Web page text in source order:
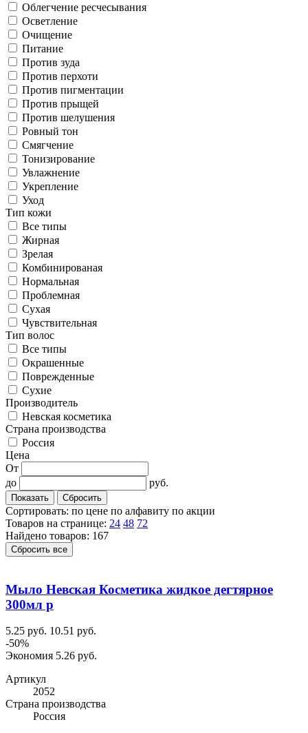
Облегчение ресчесывания
Осветление
Очищение
Питание
Против зуда
Против перхоти
Против пигментации
Против прыщей
Против шелушения
Ровный тон
Смягчение
Тонизирование
Увлажнение
Укрепление
Уход
Тип кожи
Все типы
Жирная
Зрелая
Комбинированая
Нормальная
Проблемная
Сухая
Чувствительная
Тип волос
Все типы
Окрашенные
Поврежденные
Сухие
Производитель
Невская косметика
Cтрана производства
Россия
Цена
От
до
руб.
Сортировать: по цене по алфавиту по акции
Товаров на странице: 24 48 72
Найдено товаров: 167
Сбросить все
Мыло Невская Косметика жидкое дегтярное
300мл р
5.25 руб. 10.51 руб.
-50%
Экономия 5.26 руб.
Артикул
2052
Cтрана производства
Россия